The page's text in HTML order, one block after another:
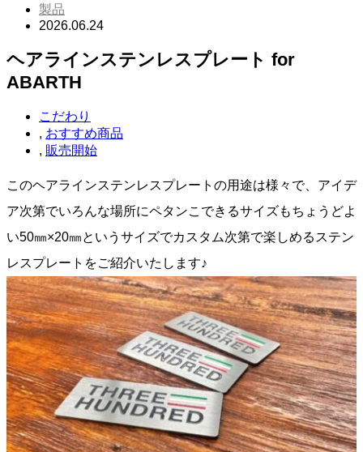
製品
2026.06.24
ヘアラインステンレスプレート for
ABARTH
こだわり
, おすすめ商品
, 販売開始
このヘアラインステンレスプレートの用途は様々で、アイデ
ア次第でいろんな場所にペタンこできるサイズもちょうどよ
い50㎜×20㎜というサイズでカスタム次第で楽しめるステン
レスプレートをご紹介いたします♪